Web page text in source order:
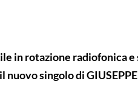
in rotazione radiofonica
singolo di